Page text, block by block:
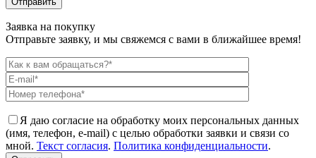
Заявка на покупку
Отправьте заявку, и мы свяжемся с вами в ближайшее время!
Я даю согласие на обработку моих персональных данных
(имя, телефон, e-mail) с целью обработки заявки и связи со
мной. Текст согласия. Политика конфиденциальности.